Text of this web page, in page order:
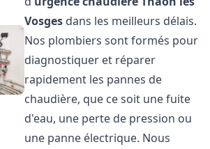
Vosges dans les meilleurs délais.
Nos plombiers sont formés pour
diagnostiquer et réparer
rapidement les pannes de
chaudière, que ce soit une fuite
d'eau, une perte de pression ou
une panne électrique. Nous